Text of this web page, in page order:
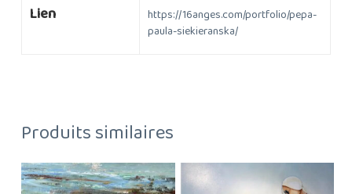
Lien
https://16anges.com/portfolio/pepa-
paula-siekieranska/
Produits similaires